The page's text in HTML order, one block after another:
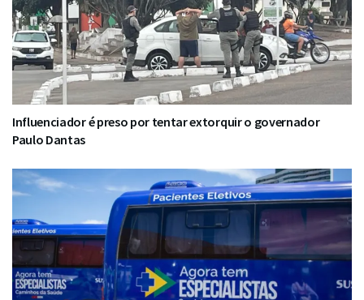
Influenciador é preso por tentar extorquir o governador
Paulo Dantas